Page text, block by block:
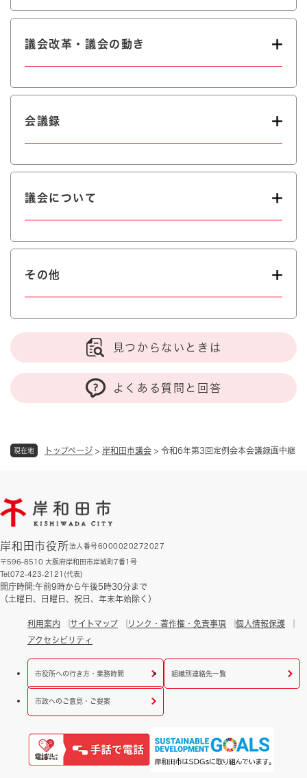
現在地 トップページ > 岸和田市議会 > 令和6年第3回定例会本会議録画中継
議会改革・議会の動き
会議録
議会について
その他
見つからないときは
よくある質問と回答
岸和田市役所法人番号6000020272027
〒596-8510 大阪府岸和田市岸城町7番1号
Tel:072-423-2121(代表)
開庁時間:午前9時から午後5時30分まで
（土曜日、日曜日、祝日、年末年始除く）
利用案内 サイトマップ リンク・著作権・免責事項
個人情報保護
アクセシビリティ
市役所への行き方・業務時間 組織別連絡先一覧
市政へのご意見・ご提案